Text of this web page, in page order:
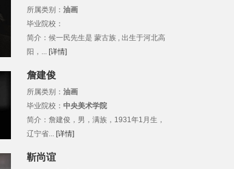
所属类别： 油画
毕业院校：
简介：候一民先生是 蒙古族 , 出生于河北高
阳，... [详情]
詹建俊
所属类别： 油画
毕业院校： 中央美术学院
简介：詹建俊，男，满族，1931年1月生，
辽宁省... [详情]
靳尚谊